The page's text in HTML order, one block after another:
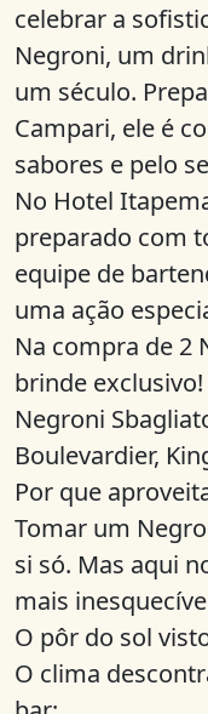
celebrar a
Negroni, um
um século.
Campari, ele é
sabores e pelo
No Hotel
preparado com
equipe de
uma ação
Na compra de 2
brinde
Negroni
Boulevardier,
Por que
Tomar um
si só. Mas aqui
mais
O pôr do sol
O clima